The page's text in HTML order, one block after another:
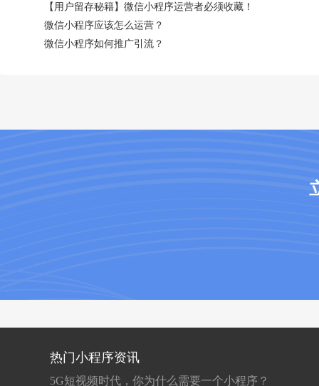
【用户留存秘籍】微信小程序运营者必须收藏！
微信小程序应该怎么运营？
微信小程序如何推广引流？
热门小程序资讯
5G短视频时代，你为什么需要一个小程序？